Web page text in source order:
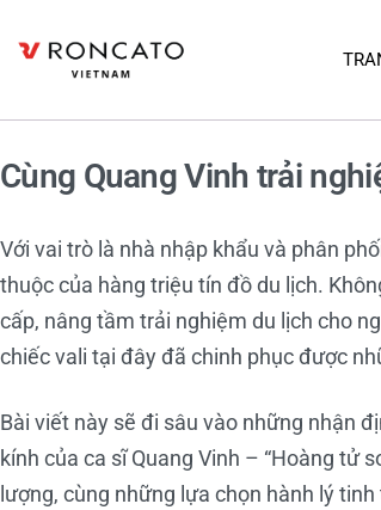
Cùng Quang Vinh trải
Với vai trò là nhà nhập khẩu và phân
thuộc của hàng triệu tín đồ du lịch.
cấp, nâng tầm trải nghiệm du lịch cho
chiếc vali tại đây đã chinh phục được
Bài viết này sẽ đi sâu vào những nhận
kính của ca sĩ Quang Vinh – “Hoàng tử
lượng, cùng những lựa chọn hành lý